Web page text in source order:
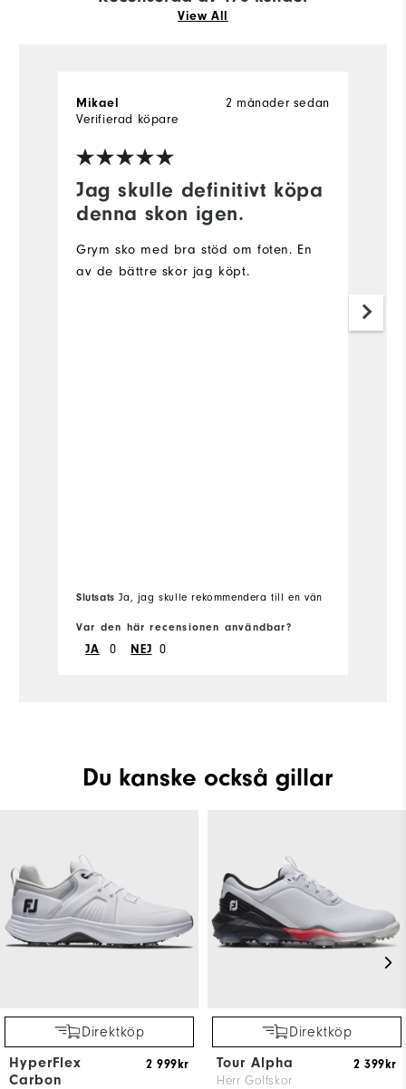
View All
Jag skulle definitivt köpa
denna skon igen.
2 månader sedan
Mikael
Verifierad köpare
Grym sko med bra stöd om foten. En
av de bättre skor jag köpt.
Slutsats Ja, jag skulle rekommendera till en vän
Var den här recensionen användbar?
JA 0 NEJ 0
Du kanske också gillar
Direktköp
HyperFlex
Carbon
2 999kr
Direktköp
Tour Alpha
Herr Golfskor
2 399kr